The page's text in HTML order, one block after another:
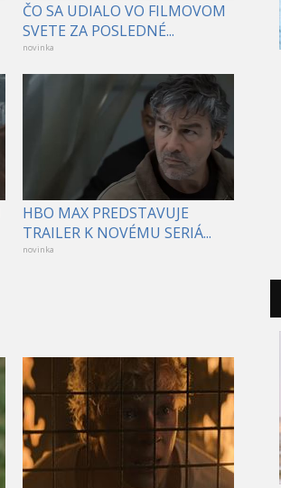
ČO SA UDIALO VO FILMOVOM
SVETE ZA POSLEDNÉ...
novinka
HBO MAX PREDSTAVUJE
TRAILER K NOVÉMU SERIÁ...
novinka